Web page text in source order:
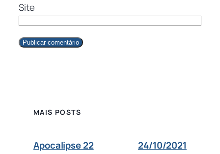
Site
MAIS POSTS
Apocalipse 22 24/10/2021